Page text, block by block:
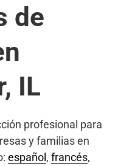
de
IL
profesional para
y familias en
español , francés,